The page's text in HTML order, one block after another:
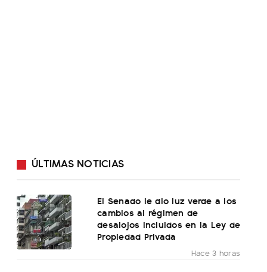
ÚLTIMAS NOTICIAS
El Senado le dio luz verde a los
cambios al régimen de
desalojos incluidos en la Ley de
Propiedad Privada
Hace 3 horas